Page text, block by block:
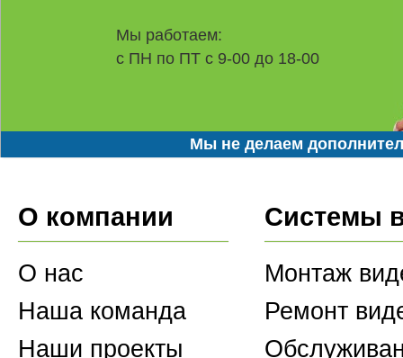
Мы работаем:
с ПН по ПТ с 9-00 до 18-00
Мы не делаем
О компании
О нас
Наша команда
Наши проекты
Системы
Монтаж
Ремонт